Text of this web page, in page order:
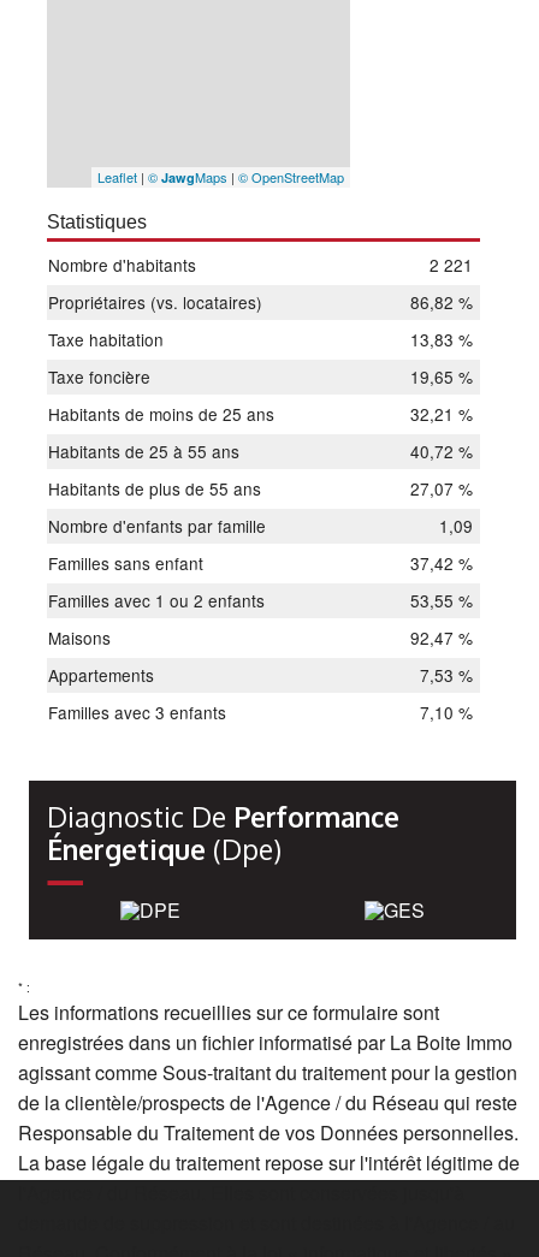
Leaflet| © JawgMaps | © OpenStreetMap
Statistiques
Nombre d'habitants
2 221
Propriétaires (vs. locataires)
86,82 %
Taxe habitation
13,83 %
Taxe foncière
19,65 %
Habitants de moins de 25 ans
32,21 %
Habitants de 25 à 55 ans
40,72 %
Habitants de plus de 55 ans
27,07 %
Nombre d'enfants par famille
1,09
Familles sans enfant
37,42 %
Familles avec 1 ou 2 enfants
53,55 %
Maisons
92,47 %
Appartements
7,53 %
Familles avec 3 enfants
7,10 %
Diagnostic De Performance
Énergetique (dpe)
* :
Les informations recueillies sur ce formulaire sont
enregistrées dans un fichier informatisé par La Boite Immo
agissant comme Sous-traitant du traitement pour la gestion
de la clientèle/prospects de l'Agence / du Réseau qui reste
Responsable du Traitement de vos Données personnelles.
La base légale du traitement repose sur l'intérêt légitime de